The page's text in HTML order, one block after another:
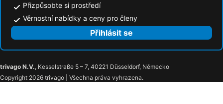
Přizpůsobte si prostředí
Věrnostní nabídky a ceny pro členy
Přihlásit se
trivago N.V., Kesselstraße 5 – 7, 40221 Düsseldorf, Německo
Copyright 2026 trivago | Všechna práva vyhrazena.